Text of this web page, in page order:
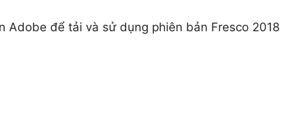
Adobe để tải và sử dụng phiên bản Fresco 2018